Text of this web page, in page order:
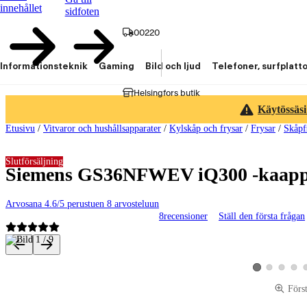
innehållet
sidfoten
00220
Helsingfors butik
Informationsteknik Gaming Bild och ljud Telefoner,
Etusivu / Vitvaror och hushållsapparater / Kylskåp och frysar / Frysar /
Siemens GS36NFWEV iQ300 -
Arvosana 4.6/5 perustuen 8 arvosteluun
8recensioner Ställ den första frågan
Slutförsäljning
Produktbilder och videor
Visa produktbild
Visa produktbild
Visa Visa